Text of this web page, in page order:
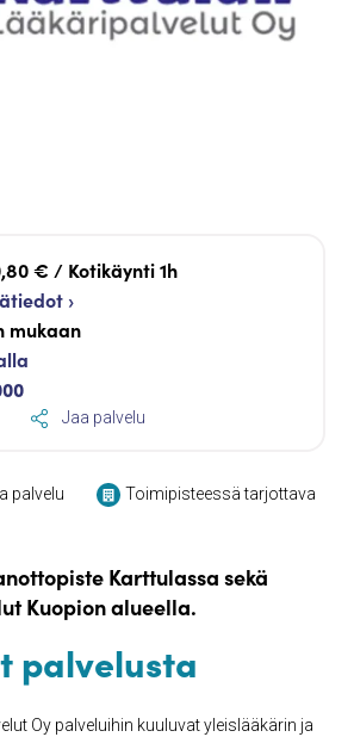
€ / Kotikäynti 1h
›
mukaan
Jaa palvelu
palvelu
Toimipisteessä tarjottava
Karttulassa sekä
Kuopion alueella.
palvelusta
Oy palveluihin kuuluvat yleislääkärin ja